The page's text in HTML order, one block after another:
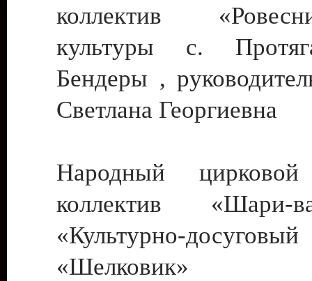
коллектив
культуры с.
Бендеры ,
Светлана Георгиевна
Народный цирковой
коллектив
«Культурно-
«Шелковик»